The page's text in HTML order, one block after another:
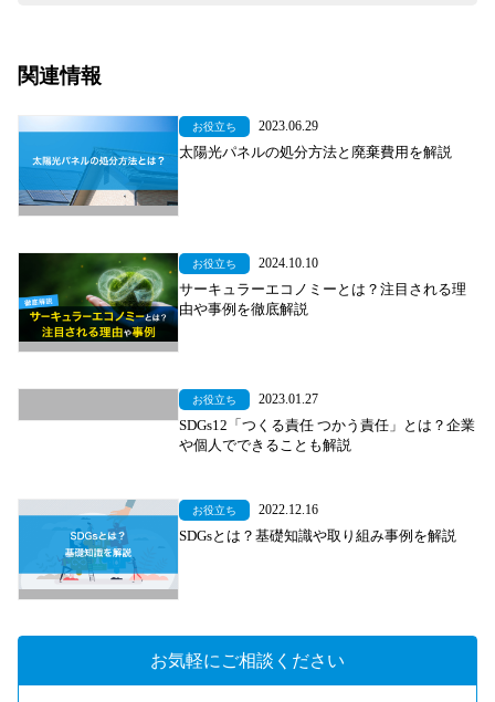
関連情報
お役立ち 2023.06.29
太陽光パネルの処分方法と廃棄費用を解説
お役立ち 2024.10.10
サーキュラーエコノミーとは？注目される理
由や事例を徹底解説
お役立ち 2023.01.27
SDGs12「つくる責任 つかう責任」とは？企業
や個人でできることも解説
お役立ち 2022.12.16
SDGsとは？基礎知識や取り組み事例を解説
お気軽にご相談ください